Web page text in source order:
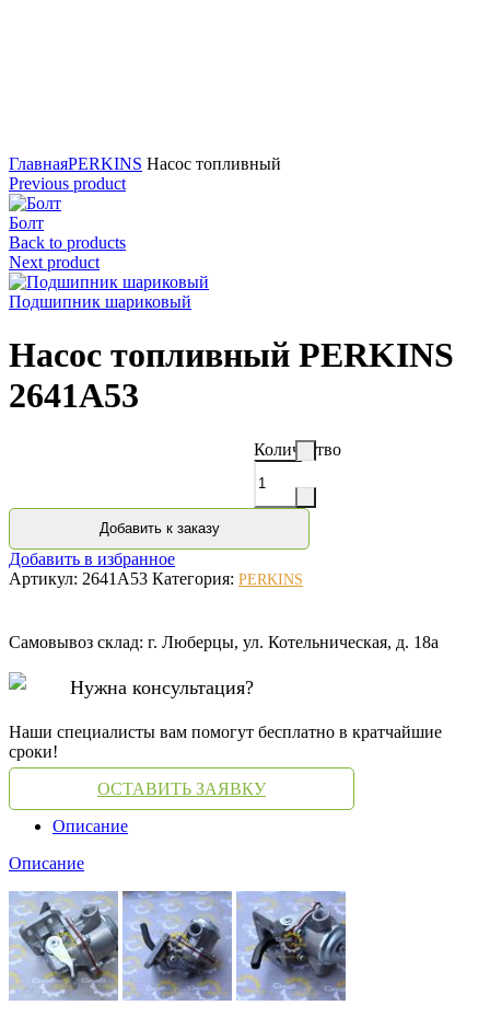
ГлавнаяPERKINS Насос топливный
Previous product
Болт
Back to products
Next product
Подшипник шариковый
Насос топливный PERKINS
2641A53
Количество
Добавить к заказу
Добавить в избранное
Артикул: 2641A53 Категория: PERKINS
Самовывоз склад: г. Люберцы, ул. Котельническая, д. 18а
Нужна консультация?
Наши специалисты вам помогут бесплатно в кратчайшие
сроки!
ОСТАВИТЬ ЗАЯВКУ
Описание
Описание